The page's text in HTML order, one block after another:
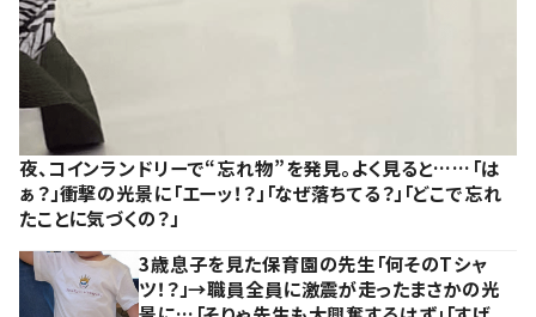
夜、コインランドリーで“忘れ物”を発見。よく見ると……「は
ぁ？」衝撃の光景に「エーッ！？」「なぜ落ちてる？」「どこで忘れ
たことに気づくの？」
3歳息子を見た保育園の先生「何そのTシャ
ツ！？」→職員全員に激震が走ったまさかの光